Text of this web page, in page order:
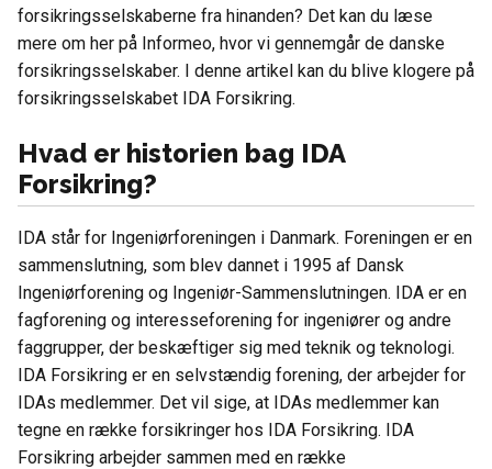
forsikringsselskaberne fra hinanden? Det kan du læse
mere om her på Informeo, hvor vi gennemgår de danske
forsikringsselskaber. I denne artikel kan du blive klogere på
forsikringsselskabet IDA Forsikring.
Hvad er historien bag IDA
Forsikring?
IDA står for Ingeniørforeningen i Danmark. Foreningen er en
sammenslutning, som blev dannet i 1995 af Dansk
Ingeniørforening og Ingeniør-Sammenslutningen. IDA er en
fagforening og interesseforening for ingeniører og andre
faggrupper, der beskæftiger sig med teknik og teknologi.
IDA Forsikring er en selvstændig forening, der arbejder for
IDAs medlemmer. Det vil sige, at IDAs medlemmer kan
tegne en række forsikringer hos IDA Forsikring. IDA
Forsikring arbejder sammen med en række